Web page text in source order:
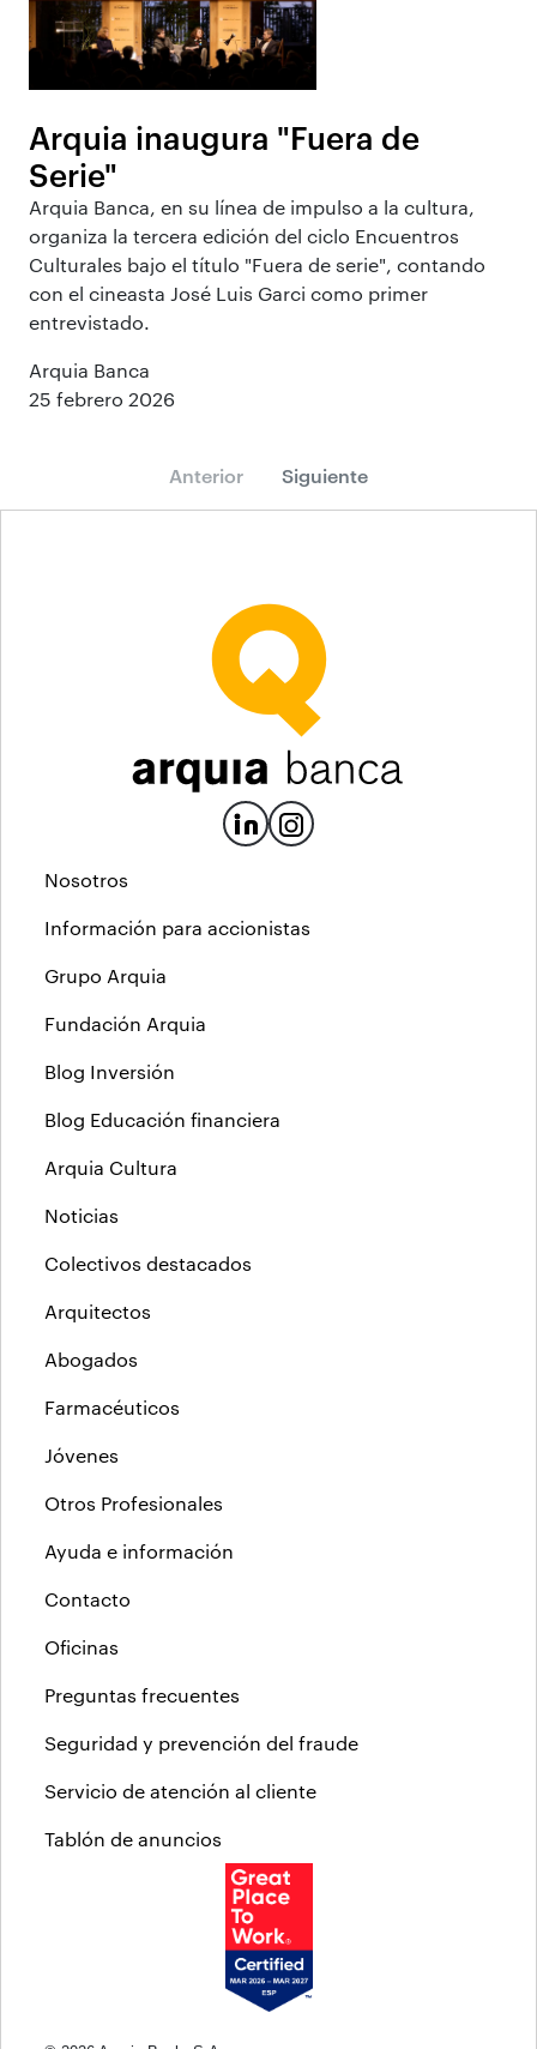
Arquia inaugura "Fuera de
Serie"
Arquia Banca, en su línea de impulso a la cultura,
organiza la tercera edición del ciclo Encuentros
Culturales bajo el título "Fuera de serie", contando
con el cineasta José Luis Garci como primer
entrevistado.
Arquia Banca
25 febrero 2026
Anterior Siguiente
Nosotros
Información para accionistas
Grupo Arquia
Fundación Arquia
Blog Inversión
Blog Educación financiera
Arquia Cultura
Noticias
Colectivos destacados
Arquitectos
Abogados
Farmacéuticos
Jóvenes
Otros Profesionales
Ayuda e información
Contacto
Oficinas
Preguntas frecuentes
Seguridad y prevención del fraude
Servicio de atención al cliente
Tablón de anuncios